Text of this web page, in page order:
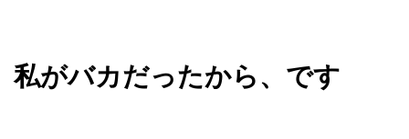
私がバカだったから、です